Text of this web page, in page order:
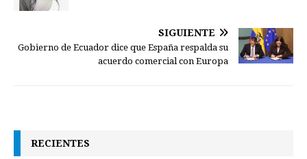
SIGUIENTE
Gobierno de Ecuador dice que España respalda su
acuerdo comercial con Europa
RECIENTES